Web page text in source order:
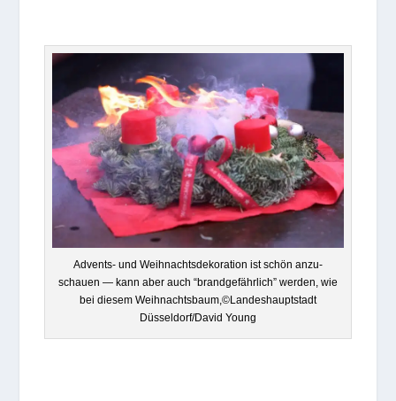
Advents- und Weih­nachts­de­ko­ra­tion ist schön anzu­
schauen — kann aber auch “brand­ge­fähr­lich” wer­den, wie
bei die­sem Weihnachtsbaum,©Landeshauptstadt
Düsseldorf/David Young